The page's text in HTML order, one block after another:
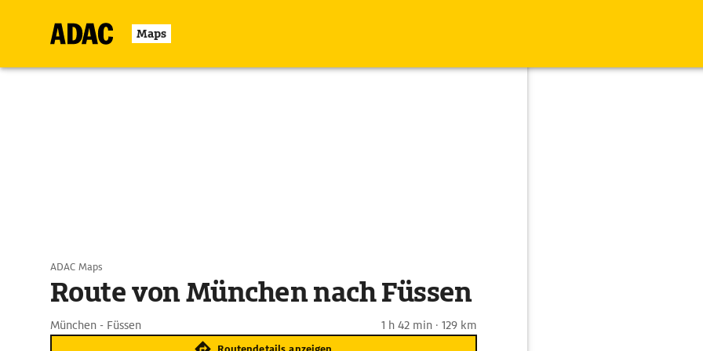
Maps
ADAC Maps
Route von München nach Füssen
München - Füssen 1 h 42 min · 129 km